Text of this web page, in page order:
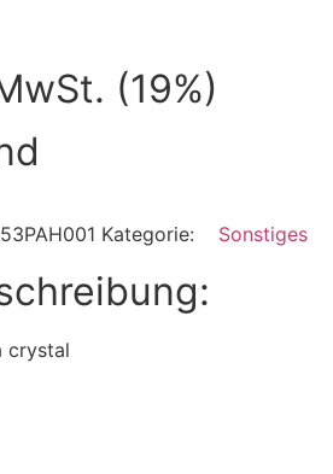
(19%)
Kategorie: Sonstiges
crystal